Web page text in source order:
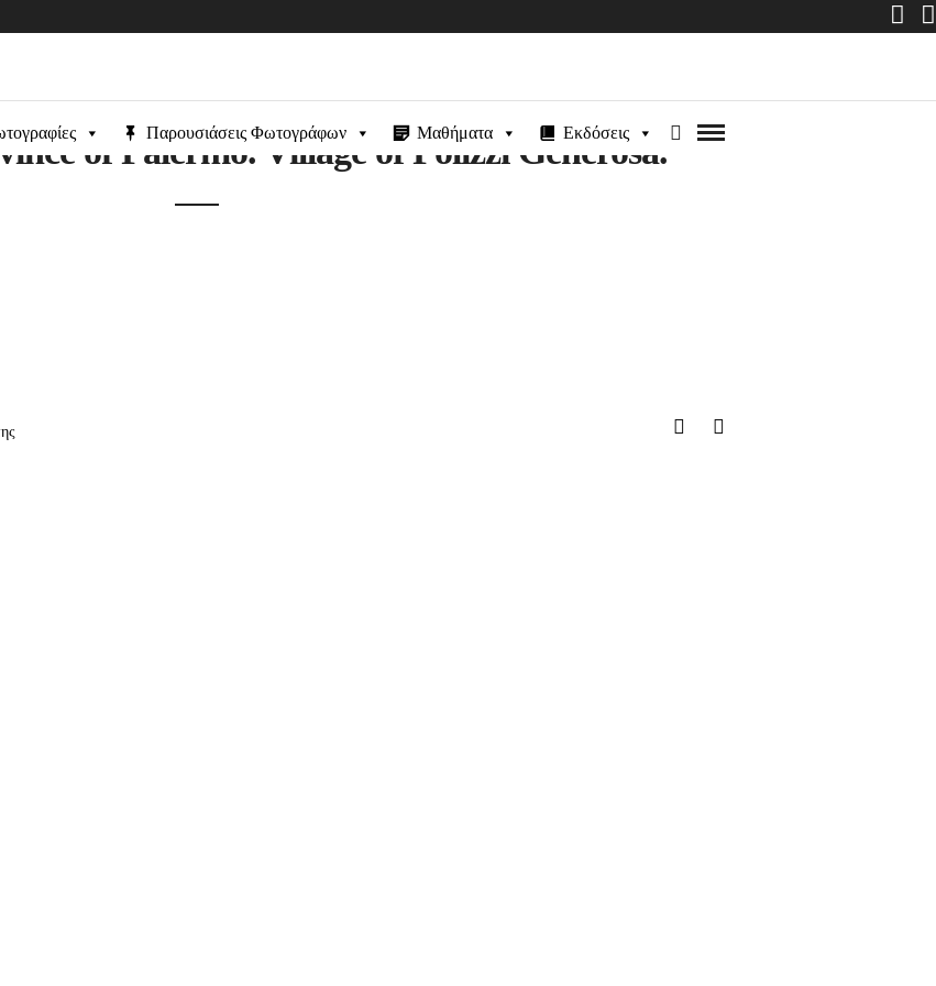
Παρουσιάσεις Φωτογράφων Μαθήματα Εκδόσεις
of Palermo. Village of Polizzi Generosa.